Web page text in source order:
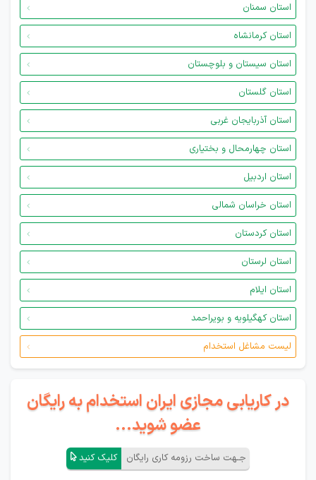
استان سمنان
استان کرمانشاه
استان سیستان و بلوچستان
استان گلستان
استان آذربایجان غربی
استان چهارمحال و بختیاری
استان اردبیل
استان خراسان شمالی
استان کردستان
استان لرستان
استان ایلام
استان کهگیلویه و بویراحمد
لیست مشاغل استخدام
در کاریابی مجازی ایران استخدام به رایگان
عضو شوید...
جـهت ساخت رزومه کاری رایگان کلیک کنید